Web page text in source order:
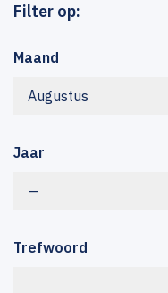
Filter op:
Maand
Augustus
Jaar
—
Trefwoord